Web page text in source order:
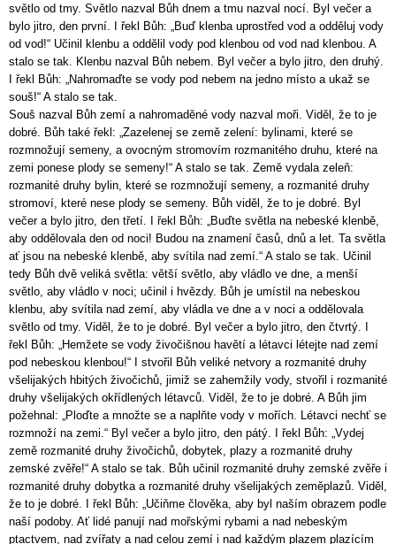
světlo od tmy. Světlo nazval Bůh dnem a tmu nazval nocí. Byl večer a
bylo jitro, den první. I řekl Bůh: „Buď klenba uprostřed vod a odděluj vody
od vod!“ Učinil klenbu a oddělil vody pod klenbou od vod nad klenbou. A
stalo se tak. Klenbu nazval Bůh nebem. Byl večer a bylo jitro, den druhý.
I řekl Bůh: „Nahromaďte se vody pod nebem na jedno místo a ukaž se
souš!“ A stalo se tak.
Souš nazval Bůh zemí a nahromaděné vody nazval moři. Viděl, že to je
dobré. Bůh také řekl: „Zazelenej se země zelení: bylinami, které se
rozmnožují semeny, a ovocným stromovím rozmanitého druhu, které na
zemi ponese plody se semeny!“ A stalo se tak. Země vydala zeleň:
rozmanité druhy bylin, které se rozmnožují semeny, a rozmanité druhy
stromoví, které nese plody se semeny. Bůh viděl, že to je dobré. Byl
večer a bylo jitro, den třetí. I řekl Bůh: „Buďte světla na nebeské klenbě,
aby oddělovala den od noci! Budou na znamení časů, dnů a let. Ta světla
ať jsou na nebeské klenbě, aby svítila nad zemí.“ A stalo se tak. Učinil
tedy Bůh dvě veliká světla: větší světlo, aby vládlo ve dne, a menší
světlo, aby vládlo v noci; učinil i hvězdy. Bůh je umístil na nebeskou
klenbu, aby svítila nad zemí, aby vládla ve dne a v noci a oddělovala
světlo od tmy. Viděl, že to je dobré. Byl večer a bylo jitro, den čtvrtý. I
řekl Bůh: „Hemžete se vody živočišnou havětí a létavci létejte nad zemí
pod nebeskou klenbou!“ I stvořil Bůh veliké netvory a rozmanité druhy
všelijakých hbitých živočichů, jimiž se zahemžily vody, stvořil i rozmanité
druhy všelijakých okřídlených létavců. Viděl, že to je dobré. A Bůh jim
požehnal: „Ploďte a množte se a naplňte vody v mořích. Létavci nechť se
rozmnoží na zemi.“ Byl večer a bylo jitro, den pátý. I řekl Bůh: „Vydej
země rozmanité druhy živočichů, dobytek, plazy a rozmanité druhy
zemské zvěře!“ A stalo se tak. Bůh učinil rozmanité druhy zemské zvěře i
rozmanité druhy dobytka a rozmanité druhy všelijakých zeměplazů. Viděl,
že to je dobré. I řekl Bůh: „Učiňme člověka, aby byl naším obrazem podle
naší podoby. Ať lidé panují nad mořskými rybami a nad nebeským
ptactvem, nad zvířaty a nad celou zemí i nad každým plazem plazícím